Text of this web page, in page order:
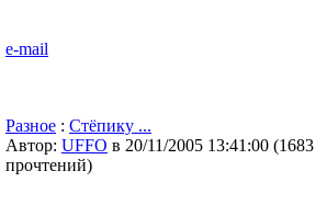
e-mail
Разное : Стёпику ...
Автор: UFFO в 20/11/2005 13:41:00 (1683
прочтений)